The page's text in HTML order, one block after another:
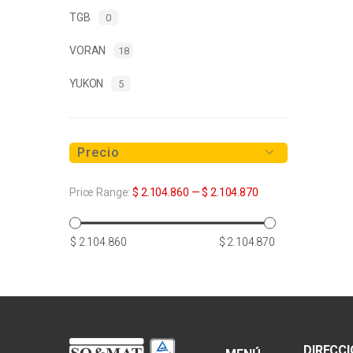
TGB 0
VORAN 18
YUKON 5
Precio
Price Range:$ 2.104.860 —$ 2.104.870
$ 2.104.860 $ 2.104.870
Precio
Precio